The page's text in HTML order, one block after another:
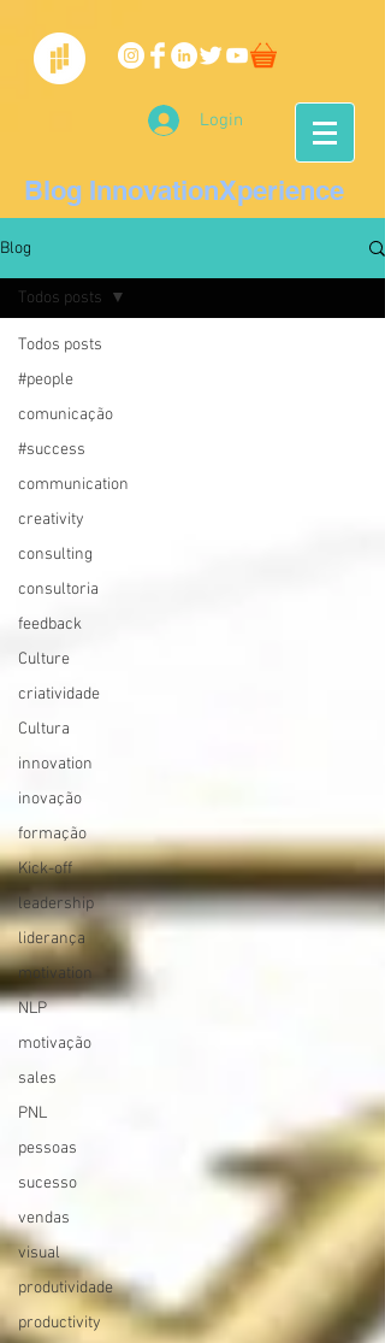
Login
Blog InnovationXperience
Blog
Todos posts
#people
comunicação
#success
communication
creativity
consulting
consultoria
feedback
Culture
criatividade
Cultura
innovation
inovação
formação
Kick-off
leadership
liderança
motivation
NLP
motivação
sales
PNL
pessoas
sucesso
vendas
visual
produtividade
productivity
Todos posts